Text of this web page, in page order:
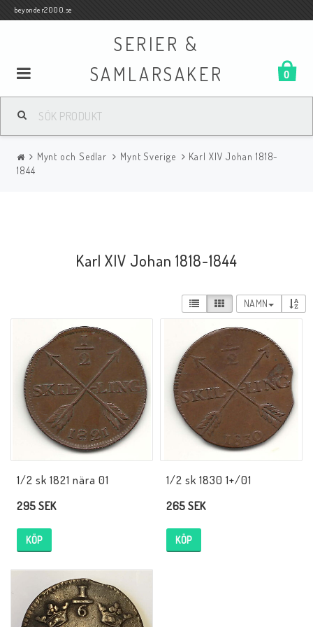
beyonder2000.se
SERIER &
SAMLARSAKER
0
Samlar- och Spelkort
Serier
Musik
Mynt och Sedlar
Samlar- och Spelkort
Samlartillbehör
Serier Sverige
Tidskrifter
Mynt och Sedlar Mynt Sverige
Karl XIV Johan 1818-
1844
Karl XIV Johan 1818-1844
NAMN
1/2 sk 1821 nära 01
295 SEK
KÖP
1/2 sk 1830 1+/01
265 SEK
KÖP